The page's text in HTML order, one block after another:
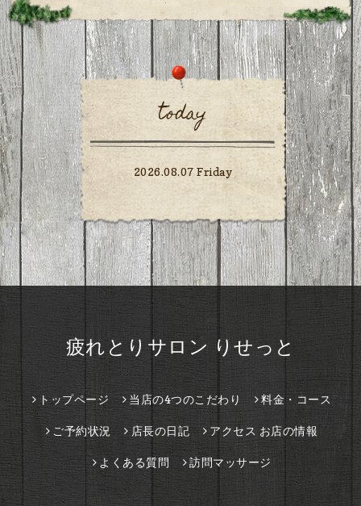
today
2026.08.07 Friday
疲れとりサロン りせっと
トップページ 当店の4つのこだわり 料金・コース
ご予約状況 店長の日記 アクセス お店の情報
よくある質問 訪問マッサージ